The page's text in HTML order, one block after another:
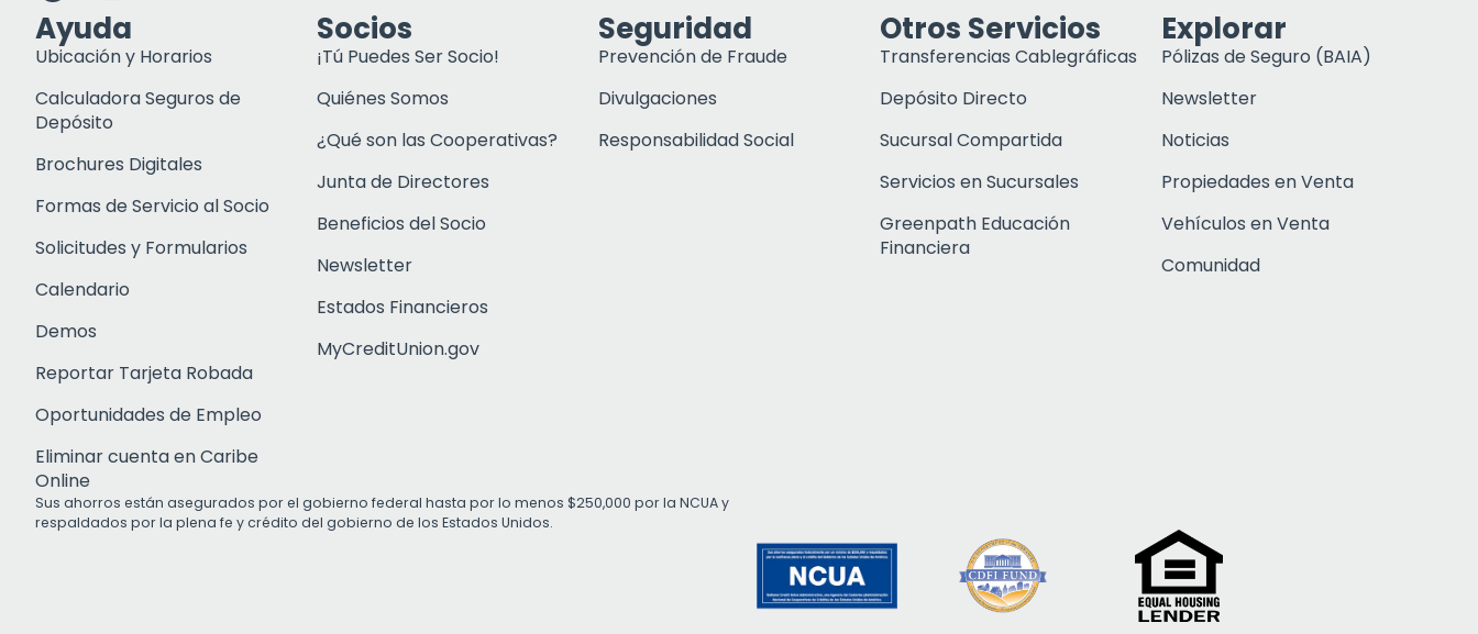
Ayuda
Ubicación y Horarios
Calculadora Seguros de
Depósito
Brochures Digitales
Formas de Servicio al Socio
Solicitudes y Formularios
Calendario
Demos
Reportar Tarjeta Robada
Oportunidades de Empleo
Eliminar cuenta en Caribe
Online
Socios
¡Tú Puedes Ser Socio!
Quiénes Somos
¿Qué son las Cooperativas?
Junta de Directores
Beneficios del Socio
Newsletter
Estados Financieros
MyCreditUnion.gov
Seguridad
Prevención de Fraude
Divulgaciones
Responsabilidad Social
Otros Servicios
Transferencias Cablegráficas
Depósito Directo
Sucursal Compartida
Servicios en Sucursales
Greenpath Educación
Financiera
Explorar
Pólizas de Seguro (BAIA)
Newsletter
Noticias
Propiedades en Venta
Vehículos en Venta
Comunidad
Sus ahorros están asegurados por el gobierno federal hasta por lo menos $250,000 por la NCUA y
respaldados por la plena fe y crédito del gobierno de los Estados Unidos.